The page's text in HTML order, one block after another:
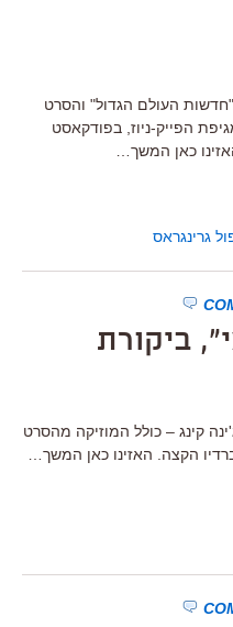
העולם הגדול" והסרט
הפייק-ניוז, בפודקאסט
כאן המשך…
גרינגראס
ביקורת
קינג – כולל המוזיקה מהסרט
הקצה. האזינו כאן המשך…